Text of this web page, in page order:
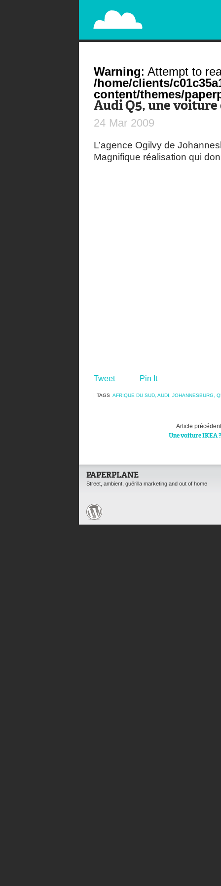
PAPERPLANE
STREET, AMBIENT, GUÉRILLA MARKETING
Warning: Attempt to
/home/clients/
content/themes/
Audi Q5, une
24 Mar 2009
L’agence Ogilvy de
Magnifique réalisation qui
Tweet Pin It
TAGS AFRIQUE DU SUD AUDI JOHANNESBURG
Article précédent
Une voiture IKEA ?
PAPERPLANE
Street, ambient, guérilla marketing and out of home